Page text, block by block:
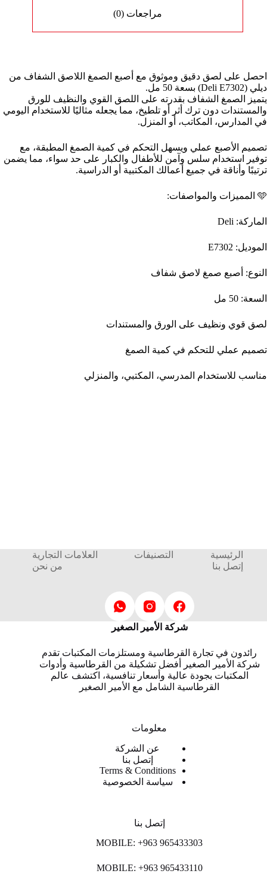
مراجعات (0)
احصل على لصق دقيق وموثوق مع أصبع الصمغ اللاصق الشفاف من
ديلي (Deli E7302) بسعة 50 مل.
يتميز الصمغ الشفاف بقدرته على اللصق القوي والنظيف للورق
والمستندات دون ترك أثر أو تلطيخ، مما يجعله مثاليًا للاستخدام اليومي
في المدارس، المكاتب، أو المنزل.
تصميم الأصبع عملي ويسهل التحكم في كمية الصمغ المطبقة، مع
توفير استخدام سلس وآمن للأطفال والكبار على حد سواء، مما يضمن
ترتيبًا وأناقة في جميع أعمالك المكتبية أو الدراسية.
🩵 المميزات والمواصفات:
الماركة: Deli
الموديل: E7302
النوع: أصبع صمغ لاصق شفاف
السعة: 50 مل
لصق قوي ونظيف على الورق والمستندات
تصميم عملي للتحكم في كمية الصمغ
مناسب للاستخدام المدرسي، المكتبي، والمنزلي
الرئيسية التصنيفات
العلامات التجارية
إتصل بنا
من نحن
شركة الأمير الصغير
رائدون في تجارة القرطاسية ومستلزمات المكتبات تقدم
شركة الأمير الصغير أفضل تشكيلة من القرطاسية وأدوات
المكتبات بجودة عالية وأسعار تنافسية، اكتشف عالم
القرطاسية الشامل مع الأمير الصغير
معلومات
عن الشركة
إتصل بنا
Terms & Conditions
سياسة الخصوصية
إتصل بنا
MOBILE: +963 965433303
MOBILE: +963 965433110